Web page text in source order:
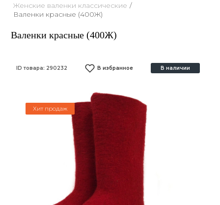
Женские валенки классические /
Валенки красные (400Ж)
Валенки красные (400Ж)
ID товара: 290232 В избранное В наличии
Хит продаж